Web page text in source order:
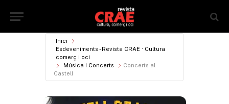
Inici
Esdeveniments - Revista CRAE · Cultura
comerç i oci
Música i Concerts
Concerts al
Castell